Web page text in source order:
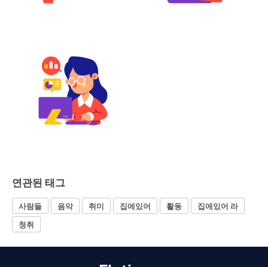
연관된 태그
사람들 음악 취미 집에있어 활동
집에있어 라
청취